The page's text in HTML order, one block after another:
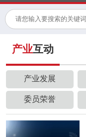
产业互动
产业发展
委员荣誉